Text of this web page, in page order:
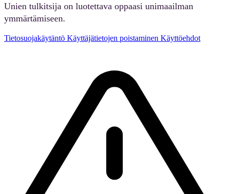
Unien tulkitsija on luotettava oppaasi unimaailman
ymmärtämiseen.
Tietosuojakäytäntö Käyttäjätietojen poistaminen Käyttöehdot